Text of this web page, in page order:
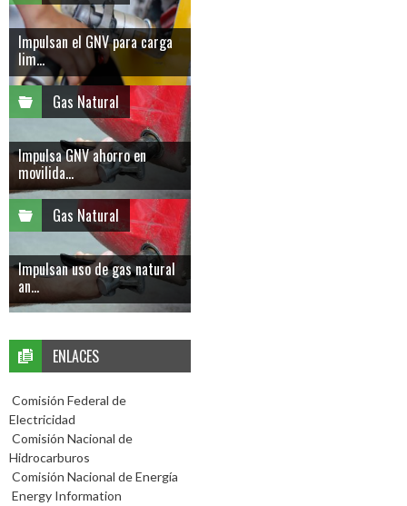
Impulsan el GNV para carga
lim...
Gas Natural
Impulsa GNV ahorro en
movilida...
Gas Natural
Impulsan uso de gas natural
an...
ENLACES
Comisión Federal de
Electricidad
Comisión Nacional de
Hidrocarburos
Comisión Nacional de Energía
Energy Information